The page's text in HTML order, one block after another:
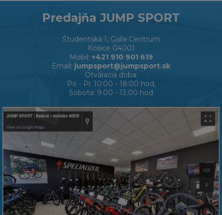
Predajňa JUMP SPORT
Študentská 1, Galla Centrum
Košice 04001
Mobil: +421 910 901 619
Email: jumpsport@jumpsport.sk
Otváracia doba:
Po - Pi: 10:00 - 18:00 hod,
Sobota: 9:00 - 13:00 hod